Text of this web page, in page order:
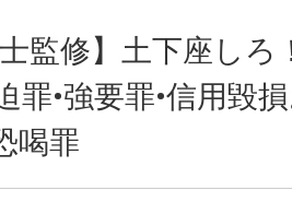
監修】土下座しろ
罪•強要罪•信用毀
喝罪